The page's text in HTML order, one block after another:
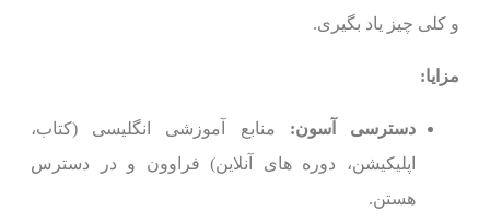
و کلی چیز یاد بگیری.
مزایا:
دسترسی آسون: منابع آموزشی انگلیسی (کتاب،
اپلیکیشن، دوره های آنلاین) فراوون و در دسترس
هستن.